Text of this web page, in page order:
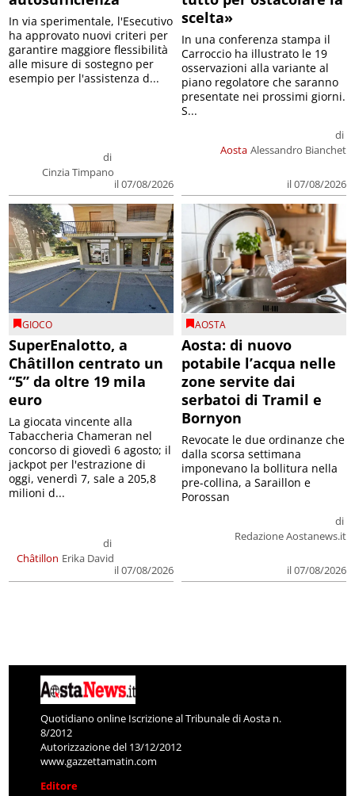
di
Cinzia Timpano
il 07/08/2026
In via sperimentale, l'Esecutivo
ha approvato nuovi criteri per
garantire maggiore flessibilità
alle misure di sostegno per
esempio per l'assistenza d...
scelta»
Aosta
di
Alessandro Bianchet
il 07/08/2026
In una conferenza stampa il
Carroccio ha illustrato le 19
osservazioni alla variante al
piano regolatore che saranno
presentate nei prossimi giorni.
S...
GIOCO
SuperEnalotto, a
Châtillon centrato un
“5” da oltre 19 mila
euro
Châtillon
di
Erika David
il 07/08/2026
La giocata vincente alla
Tabaccheria Chameran nel
concorso di giovedì 6 agosto; il
jackpot per l'estrazione di
oggi, venerdì 7, sale a 205,8
milioni d...
AOSTA
Aosta: di nuovo
potabile l’acqua nelle
zone servite dai
serbatoi di Tramil e
Bornyon
di
Redazione Aostanews.it
il 07/08/2026
Revocate le due ordinanze che
dalla scorsa settimana
imponevano la bollitura nella
pre-collina, a Saraillon e
Porossan
Quotidiano online Iscrizione al Tribunale di Aosta n.
8/2012
Autorizzazione del 13/12/2012
www.gazzettamatin.com
Editore